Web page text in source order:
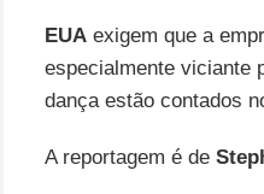
EUAexigem que a
especialmente viciante
dança estão contados
A reportagem é de